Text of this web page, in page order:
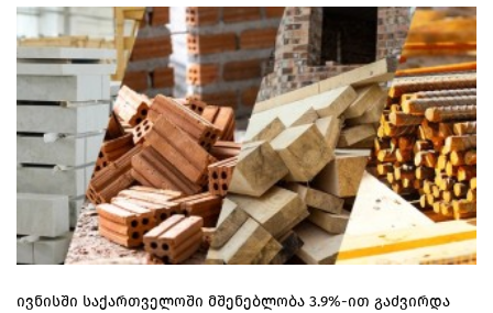
ივნისში საქართველოში მშენებლობა 3.9%-ით გაძვირდა